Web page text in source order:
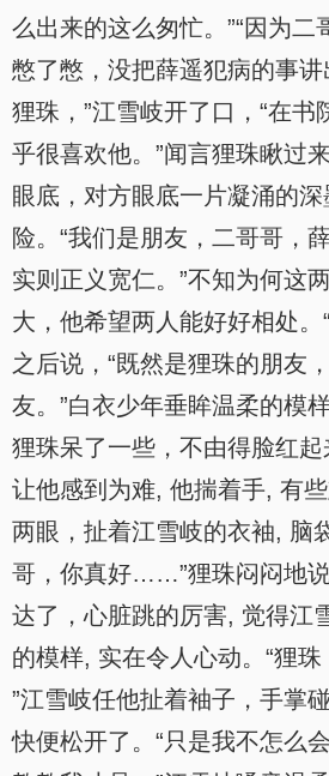
么出来的这么匆忙。”“因为二
憋了憋，没把薛遥犯病的事讲
狸珠，”江雪岐开了口，“在
乎很喜欢他。”闻言狸珠瞅过
眼底，对方眼底一片凝涌的
险。“我们是朋友，二哥哥，
实则正义宽仁。”不知为何这
大，他希望两人能好好相处
之后说，“既然是狸珠的朋友
友。”白衣少年垂眸温柔的模
狸珠呆了一些，不由得脸红
让他感到为难, 他揣着手, 有
两眼，扯着江雪岐的衣袖, 脑
哥，你真好……”狸珠闷闷地
达了，心脏跳的厉害, 觉得江
的模样, 实在令人心动。“狸
”江雪岐任他扯着袖子，手掌
快便松开了。“只是我不怎么